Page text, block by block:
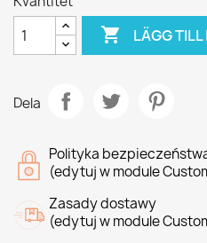
 LÄGG TILL
Dela
Polityka
(edytuj w module
Zasady dostawy
(edytuj w module